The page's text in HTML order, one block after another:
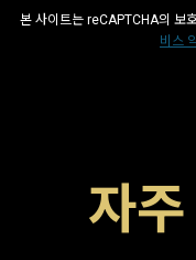
본 사이트는 reCAPTCHA의 보
비스
자
이템을 해금할 수 있
으로 해당 날짜까지
이 프로모션 코드 페